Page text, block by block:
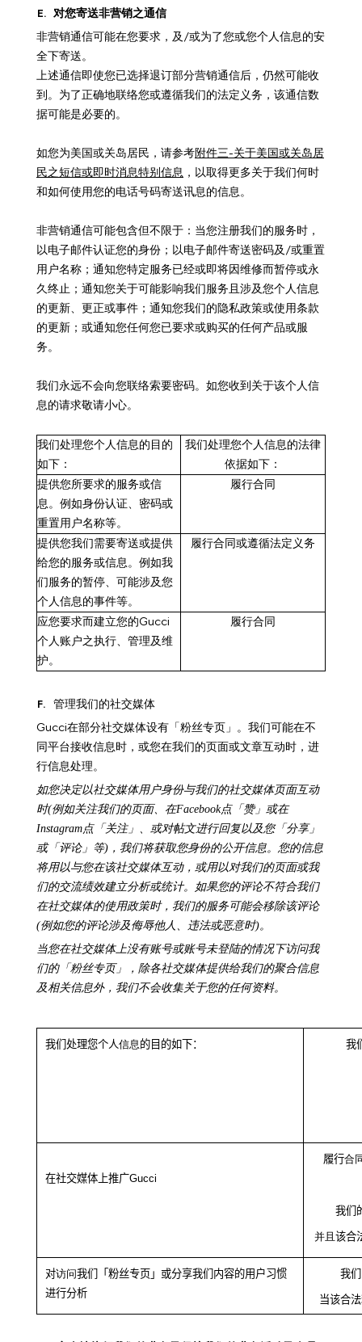
E. 对您寄送非营销之通信
非营销通信可能在您要求，及/或为了您或您个人信息的安
全下寄送。
上述通信即使您已选择退订部分营销通信后，仍然可能收
到。为了正确地联络您或遵循我们的法定义务，该通信数
据可能是必要的。
如您为美国或关岛居民，请参考附件三-关于美国或关岛居
民之短信或即时消息特别信息 ，以取得更多关于我们何时
和如何使用您的电话号码寄送讯息的信息。
非营销通信可能包含但不限于：当您注册我们的服务时，
以电子邮件认证您的身份；以电子邮件寄送密码及/或重置
用户名称；通知您特定服务已经或即将因维修而暂停或永
久终止；通知您关于可能影响我们服务且涉及您个人信息
的更新、更正或事件；通知您我们的隐私政策或使用条款
的更新；或通知您任何您已要求或购买的任何产品或服
务。
我们永远不会向您联络索要密码。如您收到关于该个人信
息的请求敬请小心。
我们处理您个人信息的目的
如下：
我们处理您个人信息的法律
依据如下：
提供您所要求的服务或信
息。例如身份认证、密码或
重置用户名称等。
履行合同
提供您我们需要寄送或提供
给您的服务或信息。例如我
们服务的暂停、可能涉及您
个人信息的事件等。
履行合同或遵循法定义务
应您要求而建立您的Gucci
个人账户之执行、管理及维
护。
履行合同
F. 管理我们的社交媒体
Gucci在部分社交媒体设有「粉丝专页」。我们可能在不
同平台接收信息时，或您在我们的页面或文章互动时，进
行信息处理。
如您决定以社交媒体用户身份与我们的社交媒体页面互动
时(例如关注我们的页面、在Facebook点「 赞」或在
Instagram点「 关注」、或对帖文进行回复以及您「分享」
或「评论」等) ，我们将获取您身份的公开信息。您的信息
将用以与您在该社交媒体互动，或用以对我们的页面或我
们的交流绩效建立分析或统计。如果您的评论不符合我们
在社交媒体的使用政策时，我们的服务可能会移除该评论
(例如您的评论涉及侮辱他人、违法或恶意时)。
当您在社交媒体上没有账号或账号未登陆的情况下访问我
们的「粉丝专页」，除各社交媒体提供给我们的聚合信息
及相关信息外，我们不会收集关于您的任何资料。
我们处理您个人信息的目的如下： 我
在社交媒体上推广Gucci
履行合
我们
并且 该合
对访问我们「粉丝专页」或分享我们内容的用户习惯
进行分析
我
当该合